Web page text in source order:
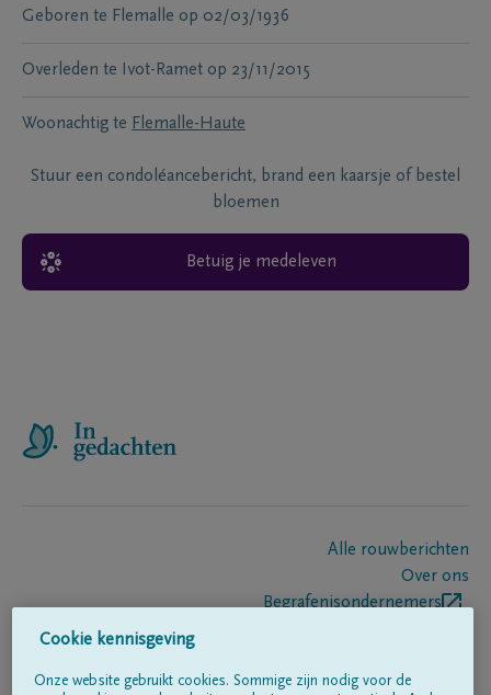
Geboren te Flemalle op 02/03/1936
Overleden te Ivot-Ramet op 23/11/2015
Woonachtig te Flemalle-Haute
Stuur een condoléancebericht, brand een kaarsje of bestel
bloemen
Betuig je medeleven
Alle rouwberichten
Over ons
Begrafenisondernemers
Cookie kennisgeving
Onze website gebruikt cookies. Sommige zijn nodig voor de